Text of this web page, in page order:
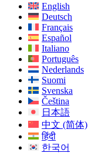
English
Deutsch
Français
Español
Italiano
Português
Nederlands
Suomi
Svenska
Čeština
日本語
中文 (简体)
हिंदी
한국어